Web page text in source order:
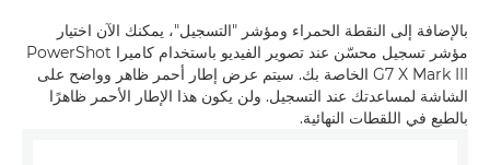
بالإضافة إلى النقطة الحمراء ومؤشر "التسجيل"، يمكنك الآن اختيار
مؤشر تسجيل محسّن عند تصوير الفيديو باستخدام كاميرا PowerShot
G7 X Mark III الخاصة بك. سيتم عرض إطار أحمر ظاهر وواضح على
الشاشة لمساعدتك عند التسجيل. ولن يكون هذا الإطار الأحمر ظاهرًا
بالطبع في اللقطات النهائية.